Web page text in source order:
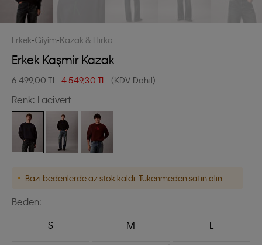
Erkek Giyim Kazak & Hırka
Erkek Kaşmir Kazak
6.499,00 TL 4.549,30 TL (KDV Dahil)
Renk: Lacivert
Bazı bedenlerde az stok kaldı. Tükenmeden satın alın.
Beden:
S
M L